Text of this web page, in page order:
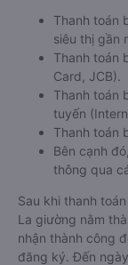
Thanh toán
siêu thị gần
Thanh toán
Card, JCB).
Thanh toán
tuyến
Thanh toán
Bên cạnh
thông qua
Sau khi thanh
La giường nằm
nhận thành công
đăng ký. Đến